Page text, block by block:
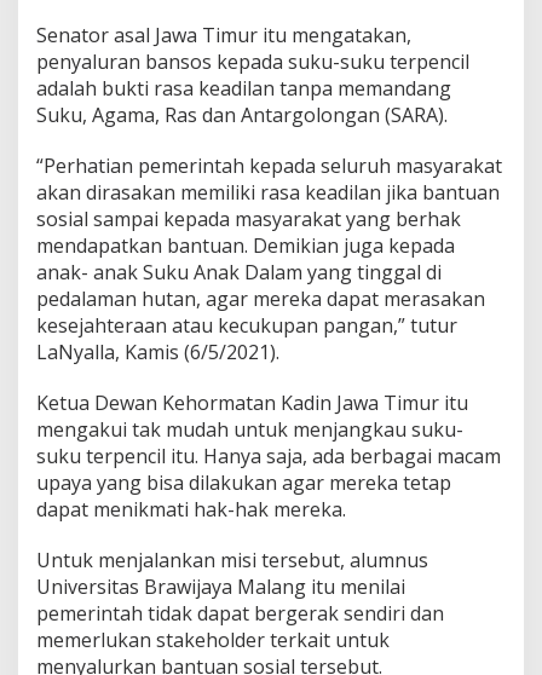
n
B
a
n
s
B
a
g
i
S
u
k
u
T
r
p
e
n
c
i
Senator asal Jawa Timur itu mengatakan,
penyaluran bansos kepada suku-suku terpencil
adalah bukti rasa keadilan tanpa memandang
Suku, Agama, Ras dan Antargolongan (SARA).
“Perhatian pemerintah kepada seluruh masyarakat
akan dirasakan memiliki rasa keadilan jika bantuan
sosial sampai kepada masyarakat yang berhak
mendapatkan bantuan. Demikian juga kepada
anak- anak Suku Anak Dalam yang tinggal di
pedalaman hutan, agar mereka dapat merasakan
kesejahteraan atau kecukupan pangan,” tutur
LaNyalla, Kamis (6/5/2021).
Ketua Dewan Kehormatan Kadin Jawa Timur itu
mengakui tak mudah untuk menjangkau suku-
suku terpencil itu. Hanya saja, ada berbagai macam
upaya yang bisa dilakukan agar mereka tetap
dapat menikmati hak-hak mereka.
Untuk menjalankan misi tersebut, alumnus
Universitas Brawijaya Malang itu menilai
pemerintah tidak dapat bergerak sendiri dan
memerlukan stakeholder terkait untuk
menyalurkan bantuan sosial tersebut.